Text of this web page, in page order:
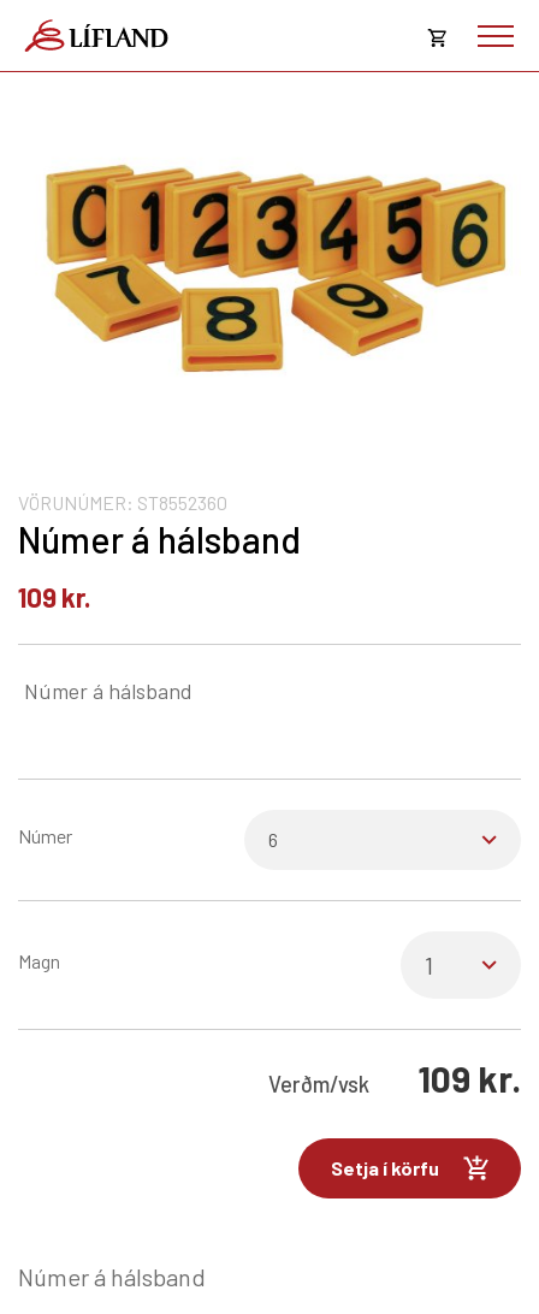
Opna
Karfan er tóm.
VÖRUNÚMER: ST8552360
Númer á hálsband
109kr.
Númer á hálsband
Númer
Magn
Verðm/vsk 109 kr.
Setja í körfu
Númer á hálsband